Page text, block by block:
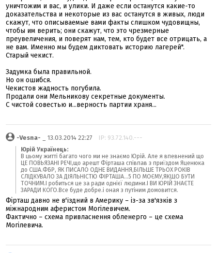
уничтожим и вас, и улики. И даже если останутся какие-то
доказательства и некоторые из вас останутся в живых, люди
скажут, что описываемые вами факты слишком чудовищны,
чтобы им верить; они скажут, что это чрезмерные
преувеличения, и поверят нам, тем, кто будет все отрицать, а
не вам. Именно мы будем диктовать историю лагерей".
Старый чекист.
Задумка была правильной.
Но он ошибся.
Чекистов жадность погубила.
Продали они Мельникову секретные документы.
С чистой совестью и...верность партии храня...
-Vesna- _ 13.03.2014 22:27 IP: 93.72.140.---
Юрій Українець:
В цьому житті багато чого ми не знаємо Юрій. Але я впевнений що
ЦЕ ПОВЬЯЗАНІ РЕЧІ,що арешт Фірташа співпав з приїздом Яценюка
до США.ФБР, ЯК ПИСАЛО ОДНЕ ВИДАННЯ,БІЛЬШЕ ТРЬОХ РОКІВ
СЛІДКУВАЛО ЗА ДІЯЛЬНІСТЮ ФІРТАША...5 ПО МОЄМУ,ЯКЩО БУТИ
ТОЧНИМ.І робиться це за ради однієї людини.І ВИ ЮРІЙ ЗНАЄТЕ
ЗАРАДИ КОГО.Все буде добре.і оная з путіним домовится.
Фірташ давно не в'їздний в Америку – із-за зв'язків з
міжнародним аферистом Могілевичем.
Фактично – схема привласнення обленерго – це схема
Могілевича.